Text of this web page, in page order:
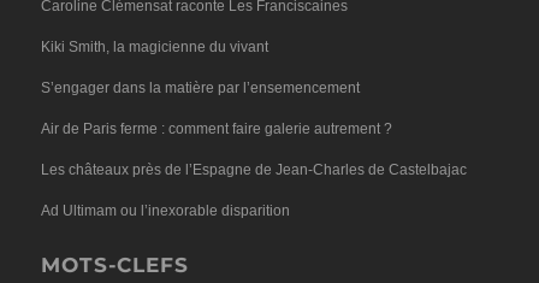
Caroline Clémensat raconte Les Franciscaines
Kiki Smith, la magicienne du vivant
S’engager dans la matière par l’ensemencement
Air de Paris ferme : comment faire galerie autrement ?
Les châteaux près de l’Espagne de Jean-Charles de Castelbajac
Ad Ultimam ou l’inexorable disparition
MOTS-CLEFS